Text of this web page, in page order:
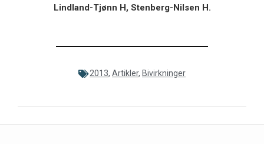
Lindland-Tjønn H, Stenberg-Nilsen H.
2013, Artikler, Bivirkninger